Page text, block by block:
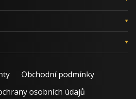
Obchodní podmínky
osobních údajů